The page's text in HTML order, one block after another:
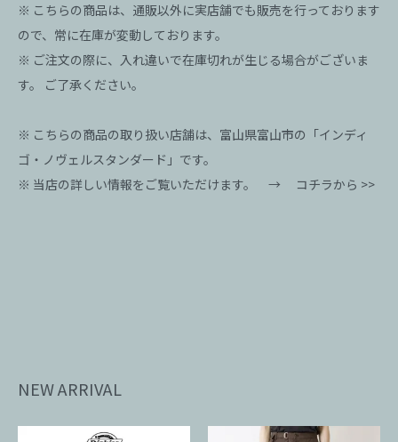
※ こちらの商品は、通販以外に実店舗でも販売を行っております
ので、常に在庫が変動しております。
※ ご注文の際に、入れ違いで在庫切れが生じる場合がございま
す。 ご了承ください。
※ こちらの商品の取り扱い店舗は、富山県富山市の「インディ
ゴ・ノヴェルスタンダード」です。
※ 当店の詳しい情報をご覧いただけます。 → コチラから >>
NEW ARRIVAL